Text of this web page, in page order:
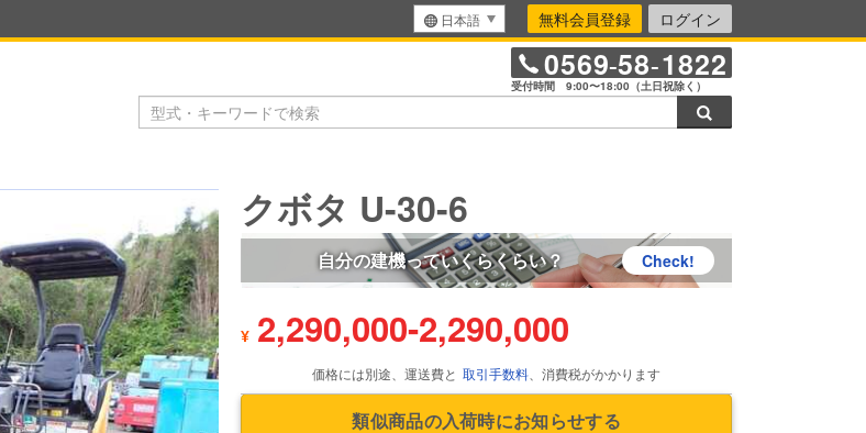
日本語 無料会員登録 ログイン
0569-58-1822
受付時間 9:00〜18:00（土日祝除く）
クボタ U-30-6
自分の建機っていくらくらい？ Check!
¥ 2,290,000-2,290,000
価格には別途、運送費と 取引手数料、消費税がかかります
類似商品の入荷時にお知らせする